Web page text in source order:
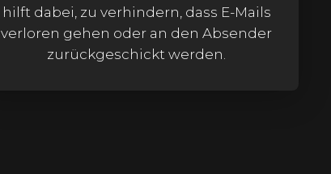
hilft dabei, zu verhindern, dass E-Mails
verloren gehen oder an den Absender
zurückgeschickt werden.